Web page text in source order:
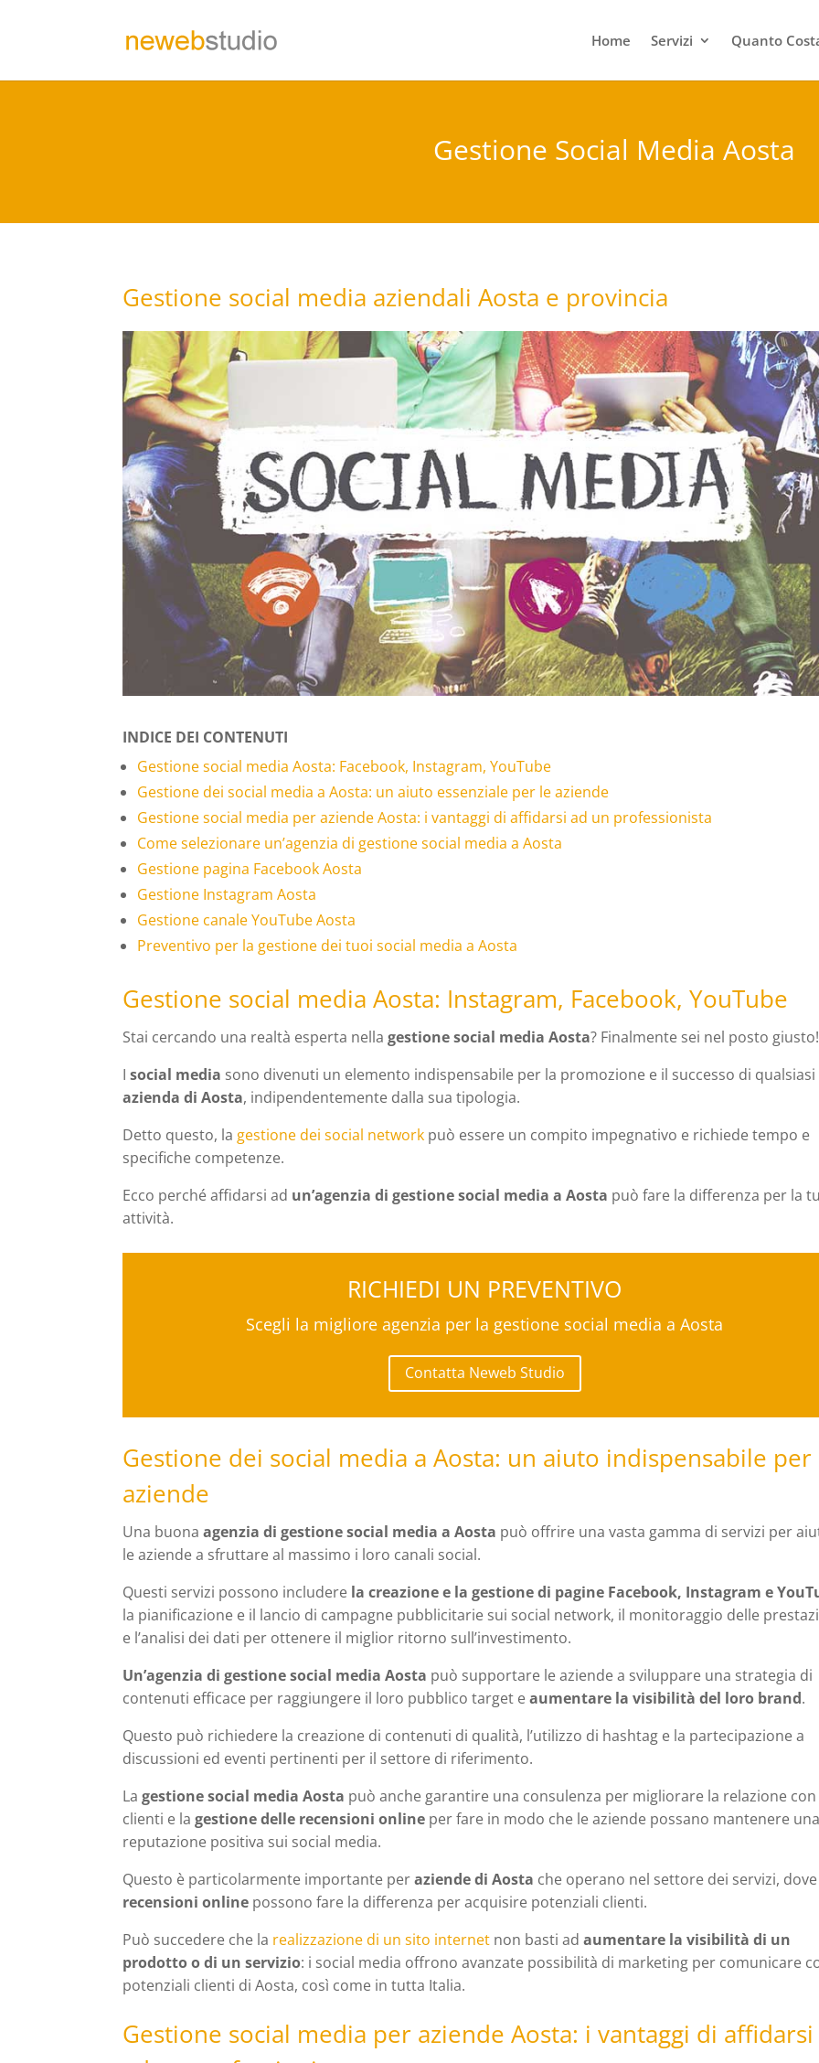
Home Servizi Quanto
Gestione Social Media Aosta
Gestione social media aziendali Aosta e provincia
INDICE DEI CONTENUTI
Gestione social media Aosta: Facebook, Instagram, YouTube
Gestione dei social media a Aosta: un aiuto essenziale per le aziende
Gestione social media per aziende Aosta: i vantaggi di affidarsi ad un professionista
Come selezionare un’agenzia di gestione social media a Aosta
Gestione pagina Facebook Aosta
Gestione Instagram Aosta
Gestione canale YouTube Aosta
Preventivo per la gestione dei tuoi social media a Aosta
Gestione social media Aosta: Instagram, Facebook, YouTube
Stai cercando una realtà esperta nellagestione social media Aosta? Finalmente sei nel posto giusto!
Isocial media sono divenuti un elemento indispensabile per la promozione e il successo di qualsiasi
azienda di Aosta, indipendentemente dalla sua tipologia.
Detto questo, la gestione dei social network può essere un compito impegnativo e richiede tempo e
specifiche competenze.
Ecco perché affidarsi ad un’agenzia di gestione social media a Aosta può fare la differenza per la
attività.
RICHIEDI UN PREVENTIVO
Scegli la migliore agenzia per la gestione social media a Aosta
Contatta Neweb Studio
Gestione dei social media a Aosta: un aiuto indispensabile per
aziende
Una buonaagenzia di gestione social media a Aosta può offrire una vasta gamma di servizi per
le aziende a sfruttare al massimo i loro canali social.
Questi servizi possono includere la creazione e la gestione di pagine Facebook, Instagram e
la pianificazione e il lancio di campagne pubblicitarie sui social network, il monitoraggio delle
e l’analisi dei dati per ottenere il miglior ritorno sull’investimento.
Un’agenzia di gestione social media Aosta può supportare le aziende a sviluppare una strategia di
contenuti efficace per raggiungere il loro pubblico target eaumentare la visibilità del loro brand.
Questo può richiedere la creazione di contenuti di qualità, l’utilizzo di hashtag e la partecipazione a
discussioni ed eventi pertinenti per il settore di riferimento.
Lagestione social media Aosta può anche garantire una consulenza per migliorare la relazione con
clienti e lagestione delle recensioni online per fare in modo che le aziende possano mantenere una
reputazione positiva sui social media.
Questo è particolarmente importante peraziende di Aosta che operano nel settore dei servizi,
recensioni online possono fare la differenza per acquisire potenziali clienti.
Può succedere che la realizzazione di un sito internet non basti adaumentare la visibilità di un
prodotto o di un servizio: i social media offrono avanzate possibilità di marketing per comunicare
potenziali clienti di Aosta, così come in tutta Italia.
Gestione social media per aziende Aosta: i vantaggi di affidarsi